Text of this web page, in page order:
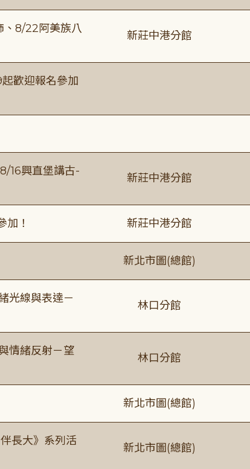
、8/22阿美族八
新莊中港分館
歡迎報名參加
16興直堡講古-
新莊中港分館
加！ 新莊中港分館
新北市圖(總館)
光線與表達－
林口分館
情緒反射－望
林口分館
新北市圖(總館)
長大》系列活
新北市圖(總館)